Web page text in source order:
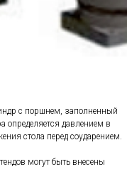
с поршнем, заполненный
определяется давлением в
стола перед соударением.
могут быть внесены